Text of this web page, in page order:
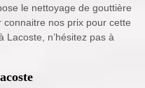
le nettoyage de gouttière
nos prix pour cette
Lacoste, n’hésitez pas à